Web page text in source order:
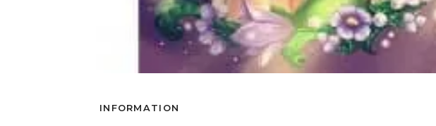
INFORMATION